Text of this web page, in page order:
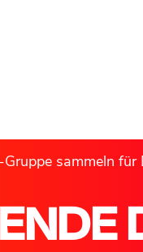
sammeln für